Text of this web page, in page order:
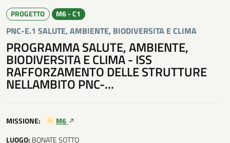
PROGETTO M6 - C1
PNC-E.1 SALUTE, AMBIENTE, BIODIVERSITA E CLIMA
PROGRAMMA SALUTE, AMBIENTE,
BIODIVERSITA E CLIMA - ISS
RAFFORZAMENTO DELLE STRUTTURE
NELLAMBITO PNC-...
MISSIONE:
M6
LUOGO: BONATE SOTTO